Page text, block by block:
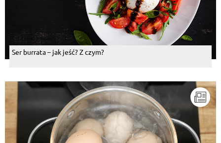
Ser burrata – jak jeść? Z czym?